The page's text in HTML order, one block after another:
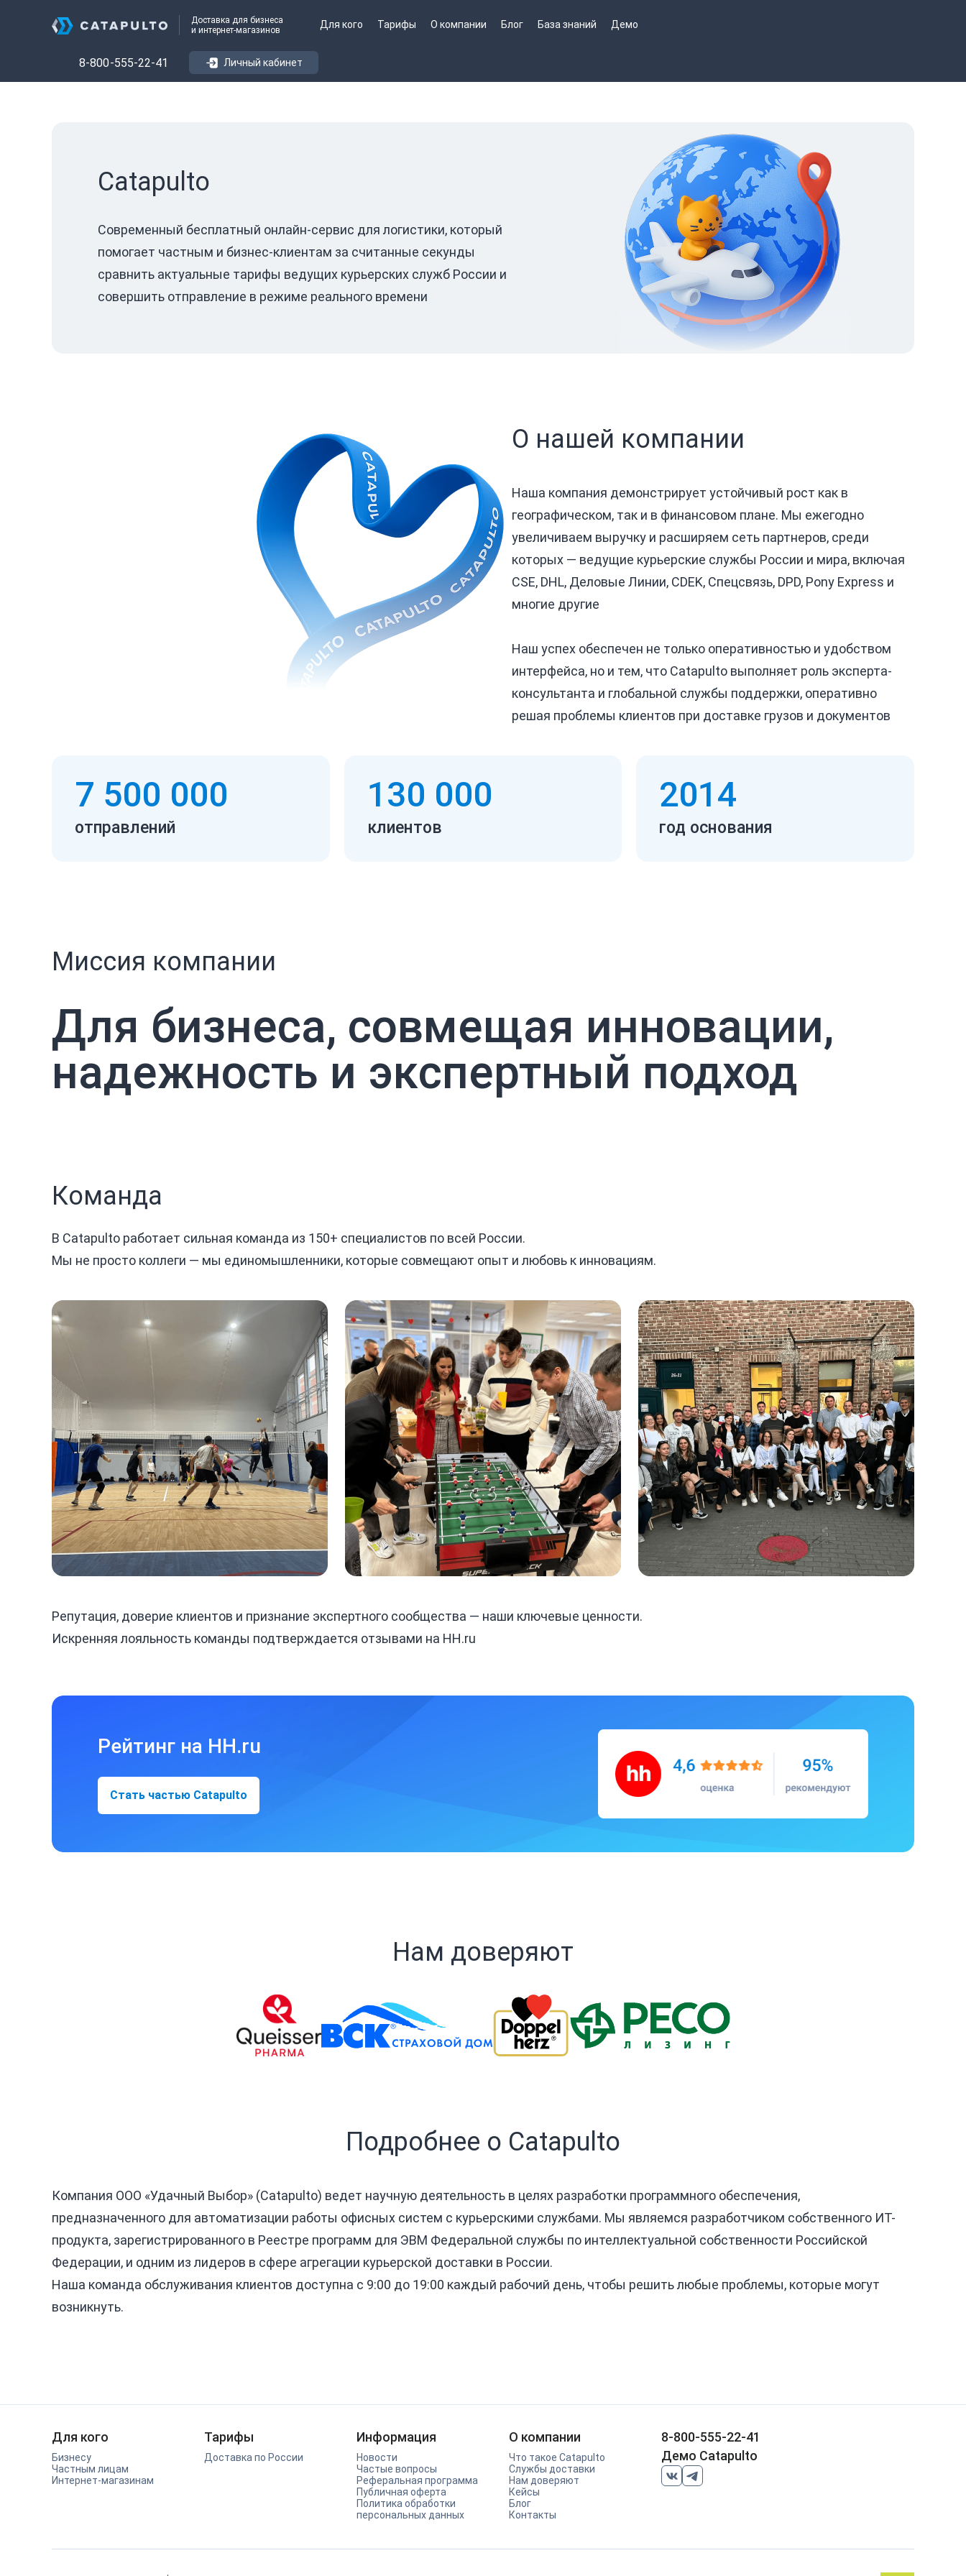
Доставка для бизнеса
и интернет-магазинов
Для кого Тарифы О компании Блог База знаний Демо
8-800-555-22-41 Личный кабинет
Catapulto
Современный бесплатный онлайн-сервис для логистики, который
помогает частным и бизнес-клиентам за считанные секунды
сравнить актуальные тарифы ведущих курьерских служб России и
совершить отправление в режиме реального времени
О нашей компании
Наша компания демонстрирует устойчивый рост как в
географическом, так и в финансовом плане. Мы ежегодно
увеличиваем выручку и расширяем сеть партнеров, среди
которых — ведущие курьерские службы России и мира, включая
CSE, DHL, Деловые Линии, CDEK, Спецсвязь, DPD, Pony Express и
многие другие
Наш успех обеспечен не только оперативностью и удобством
интерфейса, но и тем, что Catapulto выполняет роль эксперта-
консультанта и глобальной службы поддержки, оперативно
решая проблемы клиентов при доставке грузов и документов
7 500 000
отправлений
130 000
клиентов
2014
год основания
Миссия компании
Для бизнеса, совмещая инновации,
надежность и экспертный подход
Команда
В Catapulto работает сильная команда из 150+ специалистов по всей России.
Мы не просто коллеги — мы единомышленники, которые совмещают опыт и любовь к инновациям.
Репутация, доверие клиентов и признание экспертного сообщества — наши ключевые ценности.
Искренняя лояльность команды подтверждается отзывами на HH.ru
Рейтинг на HH.ru
Стать частью Catapulto
Нам доверяют
Подробнее о Catapulto
Компания ООО «Удачный Выбор» (Catapulto) ведет научную деятельность в целях разработки программного обеспечения,
предназначенного для автоматизации работы офисных систем с курьерскими службами. Мы являемся разработчиком собственного ИТ-
продукта, зарегистрированного в Реестре программ для ЭВМ Федеральной службы по интеллектуальной собственности Российской
Федерации, и одним из лидеров в сфере агрегации курьерской доставки в России.
Наша команда обслуживания клиентов доступна с 9:00 до 19:00 каждый рабочий день, чтобы решить любые проблемы, которые могут
возникнуть.
Для кого
Бизнесу
Частным лицам
Интернет-магазинам
Тарифы
Доставка по России
Информация
Новости
Частые вопросы
Реферальная программа
Публичная оферта
Политика обработки
персональных данных
О компании
Что такое Catapulto
Службы доставки
Нам доверяют
Кейсы
Блог
Контакты
8-800-555-22-41
Демо Catapulto